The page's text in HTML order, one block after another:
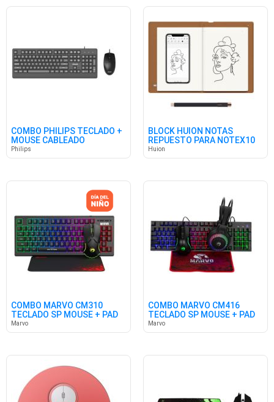
COMBO PHILIPS TECLADO +
MOUSE CABLEADO
SPT6247B
Philips
BLOCK HUION NOTAS
REPUESTO PARA NOTEX10
X3
Huion
COMBO MARVO CM310
TECLADO SP MOUSE + PAD
BK
Marvo
COMBO MARVO CM416
TECLADO SP MOUSE + PAD
AURICULAR
Marvo